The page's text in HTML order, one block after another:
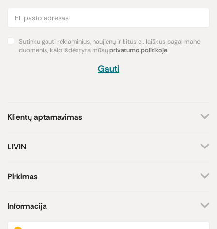
Sutinku gauti reklaminius, naujienų ir kitus el. laiškus pagal mano
duomenis, kaip išdėstyta mūsųprivatumo politikoje.
Gauti
Klientų aptarnavimas
Rašyti užklausą
Atsakome darbo dienomis
LIVIN
Kontaktai
Prekių ženklai
Pirkimas
Pristatymas
Informacija